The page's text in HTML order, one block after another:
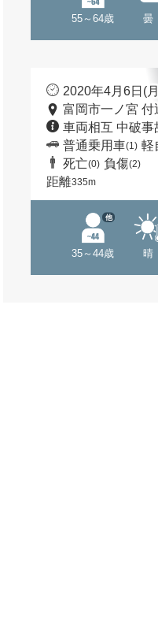
55～64歳 曇
2020年4月6日(
富岡市一ノ宮 付
車両相互 中破事
普通乗用車(1) 軽
死亡(0) 負傷(2)
距離335m
35～44歳
他
晴